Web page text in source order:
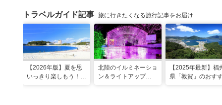
トラベルガイド記事 旅に行きたくなる旅行記事をお届け
【2026年版】夏を思
いっきり楽しもう！関
北陸のイルミネーショ
ン＆ライトアップ
【2025年最新】福
県「敦賀」のおす